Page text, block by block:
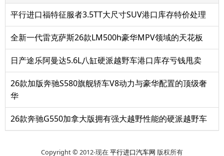
平行进口福特征服者3.5TT大尺寸SUV港口库存特价处理
全新一代雷克萨斯26款LM500h豪华MPV领域的天花板
日产途乐阿曼达5.6L八缸硬派越野车港口库存亏钱甩卖
26款加版奔驰S580旗舰轿车V8动力与豪华配置的顶级奢
华
26款奔驰G550加拿大版拥有强大越野性能的硬派越野车
Copyright © 2012-现在平行进口汽车网 版权所有